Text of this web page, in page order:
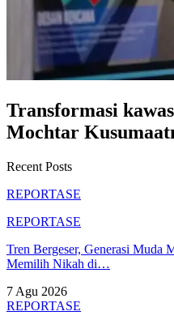
Transformasi
Mochtar
Recent Posts
REPORTASE
REPORTASE
Tren Bergeser, Generasi Muda
Memilih Nikah di…
7 Agu 2026
REPORTASE